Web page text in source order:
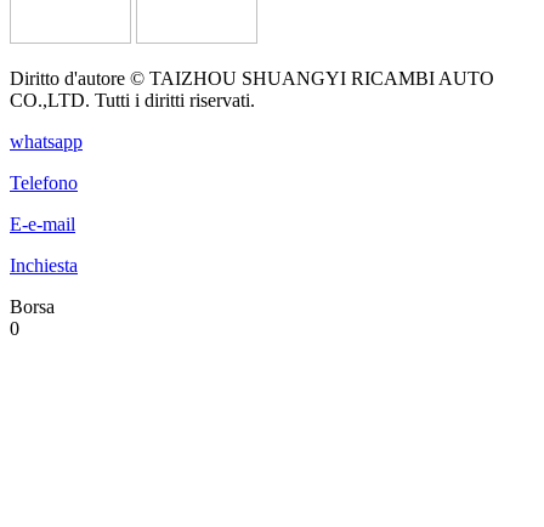
Diritto d'autore © TAIZHOU SHUANGYI RICAMBI AUTO
CO.,LTD. Tutti i diritti riservati.
whatsapp
Telefono
E-e-mail
Inchiesta
Borsa
0